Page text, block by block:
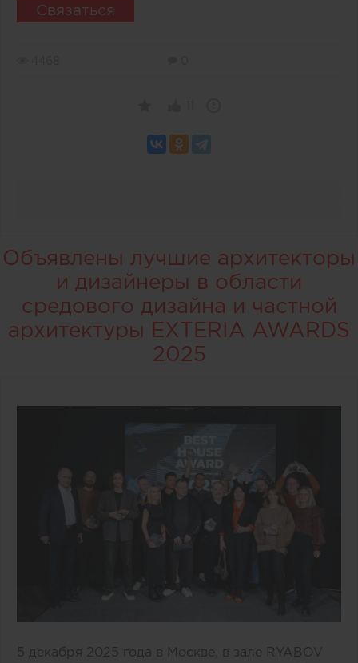
Связаться
Объявлены лучшие архитекторы
и дизайнеры в области
средового дизайна и частной
архитектуры EXTERIA AWARDS
2025
5 декабря 2025 года в Москве, в зале RYABOV